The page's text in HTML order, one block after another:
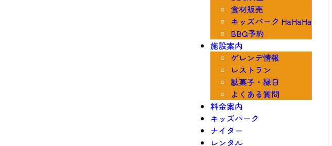
食材販売
キッズパーク HaHaHa
BBQ予約
施設案内
ゲレンデ情報
レストラン
駄菓子・縁日
よくある質問
料金案内
キッズパーク
ナイター
レンタル